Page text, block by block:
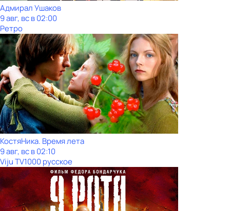
Адмирал Ушаков
9 авг, вс в 02:00
Ретро
КостяНика. Время лета
9 авг, вс в 02:10
Viju TV1000 русское